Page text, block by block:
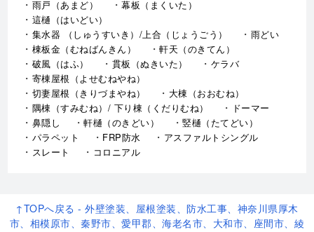
雨戸（あまど）
幕板（まくいた）
這樋（はいどい）
集水器 （しゅうすいき）/上合（じょうごう）
雨どい
棟板金（むねばんきん）
軒天（のきてん）
破風（はふ）
貫板（ぬきいた）
ケラバ
寄棟屋根（よせむねやね）
切妻屋根（きりづまやね）
大棟（おおむね）
隅棟（すみむね）/ 下り棟（くだりむね）
ドーマー
鼻隠し
軒樋（のきどい）
竪樋（たてどい）
パラペット
FRP防水
アスファルトシングル
スレート
コロニアル
↑TOPへ戻る - 外壁塗装、屋根塗装、防水工事、神奈川県厚木
市、相模原市、秦野市、愛甲郡、海老名市、大和市、座間市、綾